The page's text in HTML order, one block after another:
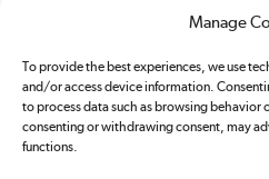
Manage
To provide the best experiences, we use
and/or access device information.
to process data such as browsing behavior
consenting or withdrawing consent, may
functions.
Redox.dk er tilmeldt